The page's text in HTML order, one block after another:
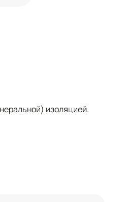
изоляцией.